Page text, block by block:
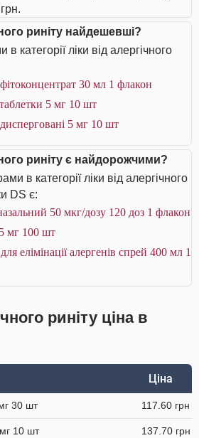
риніту найдешевші?
категорії ліки від алергічного
30 мл 1 флакон
5 мг 10 шт
5 мг 10 шт
риніту є найдорожчими?
в категорії ліки від алергічного
DS є:
50 мкг/дозу 120 доз 1 флакон
мг 100 шт
елімінації алергенів спрей 400 мл 1
риніту ціна в
Ціна
30 шт 117.60 грн
10 шт 137.70 грн